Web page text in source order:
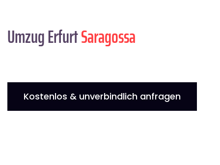
Umzug ErfurtSaragossa
Kostenlos & unverbindlich anfragen